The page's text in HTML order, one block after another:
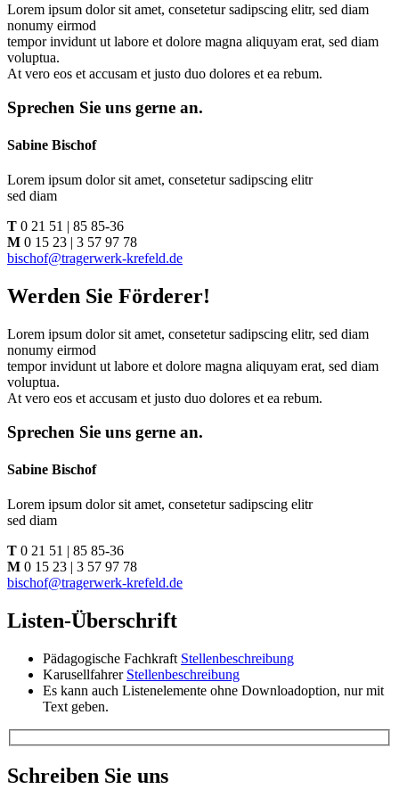
Lorem ipsum dolor sit amet, consetetur sadipscing elitr, sed diam
nonumy eirmod
tempor invidunt ut labore et dolore magna aliquyam erat, sed diam
voluptua.
At vero eos et accusam et justo duo dolores et ea rebum.
Sprechen Sie uns gerne an.
Sabine Bischof
Lorem ipsum dolor sit amet, consetetur sadipscing elitr
sed diam
T 0 21 51 | 85 85-36
M 0 15 23 | 3 57 97 78
bischof@tragerwerk-krefeld.de
Werden Sie Förderer!
Lorem ipsum dolor sit amet, consetetur sadipscing elitr, sed diam
nonumy eirmod
tempor invidunt ut labore et dolore magna aliquyam erat, sed diam
voluptua.
At vero eos et accusam et justo duo dolores et ea rebum.
Sprechen Sie uns gerne an.
Sabine Bischof
Lorem ipsum dolor sit amet, consetetur sadipscing elitr
sed diam
T 0 21 51 | 85 85-36
M 0 15 23 | 3 57 97 78
bischof@tragerwerk-krefeld.de
Listen-Überschrift
Pädagogische Fachkraft Stellenbeschreibung
Karusellfahrer Stellenbeschreibung
Es kann auch Listenelemente ohne Downloadoption, nur mit
Text geben.
Schreiben Sie uns